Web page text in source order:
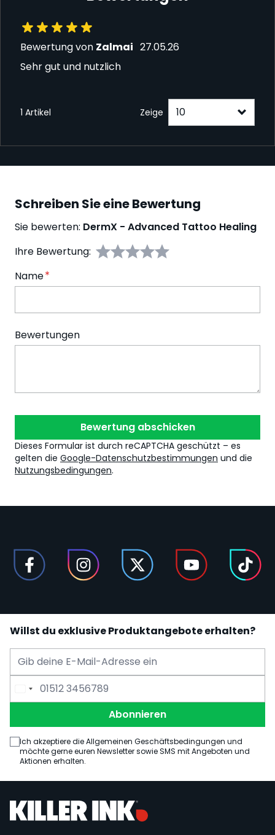
Bewertung von Zalmai 27. Mai 2026
27.05.26
Sehr gut und nutzlich
1 Artikel Zeige
Schreiben Sie eine Bewertung
Sie bewerten: DermX - Advanced Tattoo Healing
Ihre Bewertung:
Name
Bewertungen
Bewertung abschicken
Dieses Formular ist durch reCAPTCHA geschützt – es
gelten die Google-Datenschutzbestimmungen und die
Nutzungsbedingungen.
Willst du exklusive Produktangebote erhalten?
E-Mail Adresse
Telefonnummer
Abonnieren
Ich akzeptiere die Allgemeinen Geschäftsbedingungen und
möchte gerne euren Newsletter sowie SMS mit Angeboten und
Aktionen erhalten.